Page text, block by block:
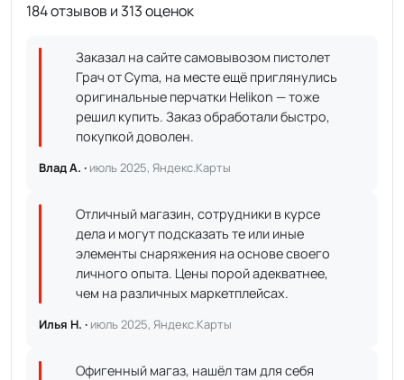
184 отзывов и 313 оценок
Заказал на сайте самовывозом пистолет
Грач от Cyma, на месте ещё приглянулись
оригинальные перчатки Helikon — тоже
решил купить. Заказ обработали быстро,
покупкой доволен.
Влад А. · июль 2025, Яндекс.Карты
Отличный магазин, сотрудники в курсе
дела и могут подсказать те или иные
элементы снаряжения на основе своего
личного опыта. Цены порой адекватнее,
чем на различных маркетплейсах.
Илья Н. · июль 2025, Яндекс.Карты
Офигенный магаз, нашёл там для себя